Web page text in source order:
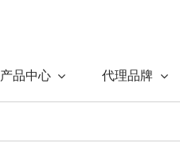
产品中心 代理品牌